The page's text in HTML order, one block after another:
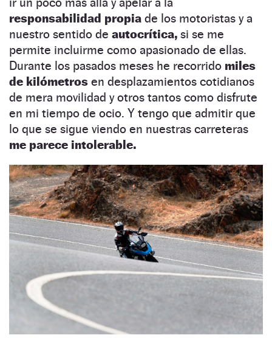
responsabilidad propia de los motoristas y a
nuestro sentido de autocrítica, si se me
permite incluirme como apasionado de ellas.
Durante los pasados meses he recorrido miles
de kilómetros en desplazamientos cotidianos
de mera movilidad y otros tantos como disfrute
en mi tiempo de ocio. Y tengo que admitir que
lo que se sigue viendo en nuestras carreteras
me parece intolerable.